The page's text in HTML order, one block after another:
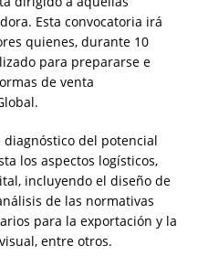
Esta convocatoria irá
quienes, durante 10
para prepararse e
de venta
diagnóstico del potencial
los aspectos logísticos,
incluyendo el diseño de
de las normativas
para la exportación y la
entre otros.